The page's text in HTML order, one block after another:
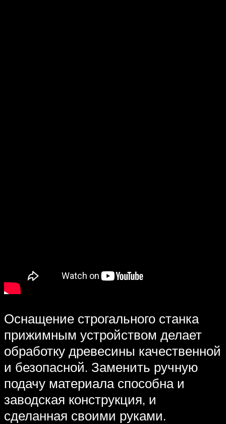
Оснащение строгального станка
прижимным устройством делает
обработку древесины качественной
и безопасной. Заменить ручную
подачу материала способна и
заводская конструкция, и
сделанная своими руками.